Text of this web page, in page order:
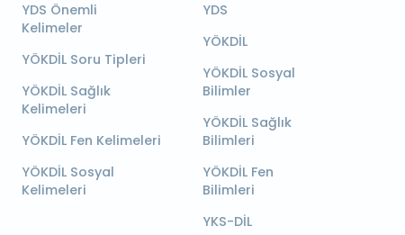
YDS Önemli
Kelimeler
YÖKDİL Soru Tipleri
YÖKDİL Sağlık
Kelimeleri
YÖKDİL Fen Kelimeleri
YÖKDİL Sosyal
Kelimeleri
YDS
YÖKDİL
YÖKDİL Sosyal
Bilimler
YÖKDİL Sağlık
Bilimleri
YÖKDİL Fen
Bilimleri
YKS-DİL